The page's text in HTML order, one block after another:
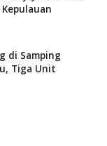
di Samping
Tiga Unit